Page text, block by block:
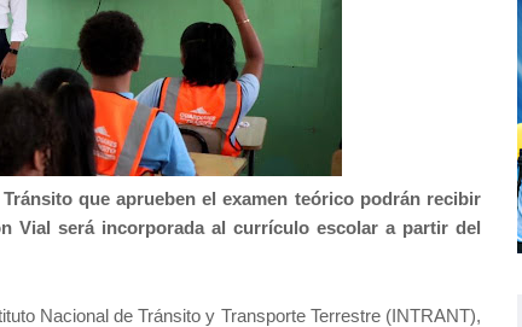
que aprueben el examen teórico podrán recibir
Vial será incorporada al currículo escolar a partir del
Nacional de Tránsito y Transporte Terrestre (INTRANT),